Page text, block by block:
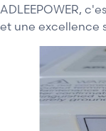
ADLEEPOWER,
et une excellence